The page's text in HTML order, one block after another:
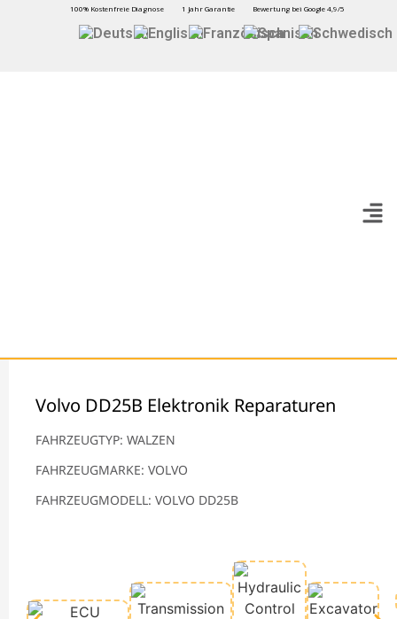
100% Kostenfreie Diagnose 1 Jahr Garantie Bewertung bei Google 4,9/5
Volvo DD25B Elektronik Reparaturen
FAHRZEUGTYP: WALZEN
FAHRZEUGMARKE: VOLVO
FAHRZEUGMODELL: VOLVO DD25B